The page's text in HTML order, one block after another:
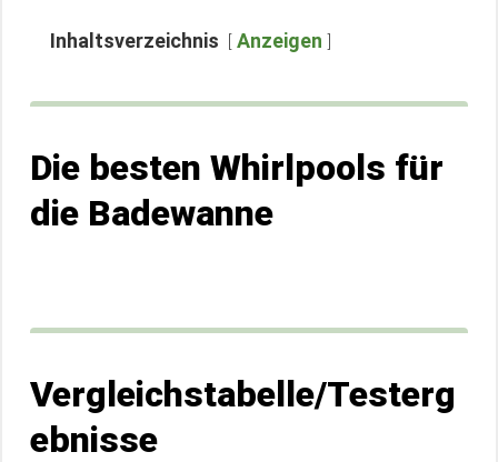
Inhaltsverzeichnis Anzeigen
Die besten Whirlpools für
die Badewanne
Vergleichstabelle/Testerg
ebnisse